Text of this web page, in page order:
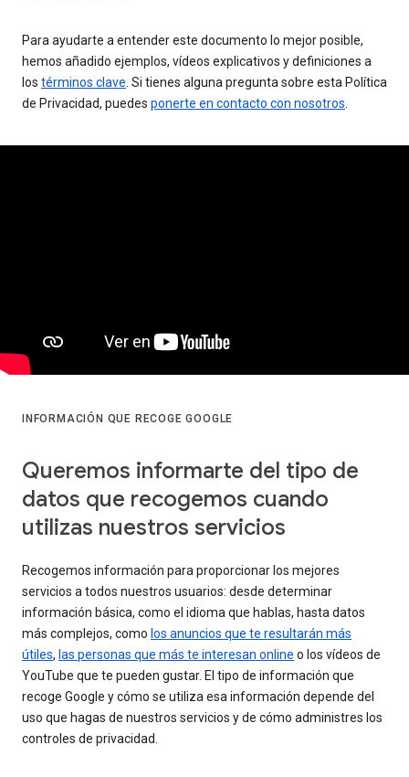
Para ayudarte a entender este documento lo mejor posible,
hemos añadido ejemplos, vídeos explicativos y definiciones a
los términos clave . Si tienes alguna pregunta sobre esta Política
de Privacidad, puedes ponerte en contacto con nosotros
INFORMACIÓN QUE RECOGE GOOGLE
Queremos informarte del tipo de
datos que recogemos cuando
utilizas nuestros servicios
Recogemos información para proporcionar los mejores
servicios a todos nuestros usuarios: desde determinar
información básica, como el idioma que hablas, hasta datos
más complejos, como los anuncios que te resultarán más
útiles, las personas que más te interesan online o los vídeos de
YouTube que te pueden gustar. El tipo de información que
recoge Google y cómo se utiliza esa información depende del
uso que hagas de nuestros servicios y de cómo administres los
controles de privacidad.